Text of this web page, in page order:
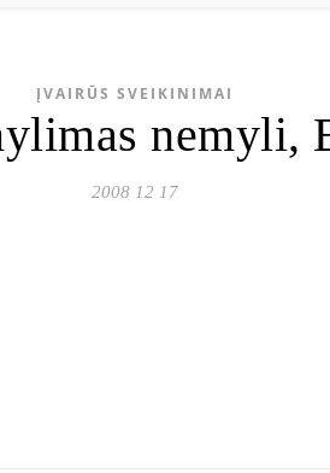
ĮVAIRŪS SVEIKINIMAI
nemyli,
2008 12 17